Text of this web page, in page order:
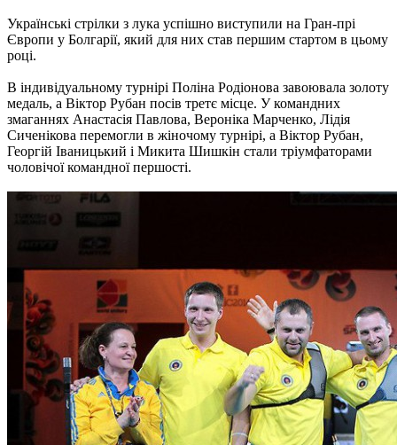
Українські стрілки з лука успішно виступили на Гран-прі
Європи у Болгарії, який для них став першим стартом в цьому
році.
В індивідуальному турнірі Поліна Родіонова завоювала золоту
медаль, а Віктор Рубан посів третє місце. У командних
змаганнях Анастасія Павлова, Вероніка Марченко, Лідія
Сиченікова перемогли в жіночому турнірі, а Віктор Рубан,
Георгій Іваницький і Микита Шишкін стали тріумфаторами
чоловічої командної першості.